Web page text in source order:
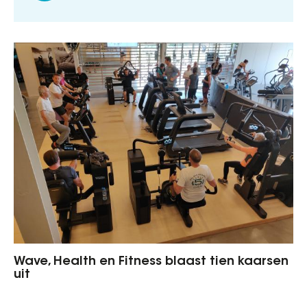
Wave, Health en Fitness blaast tien kaarsen
uit